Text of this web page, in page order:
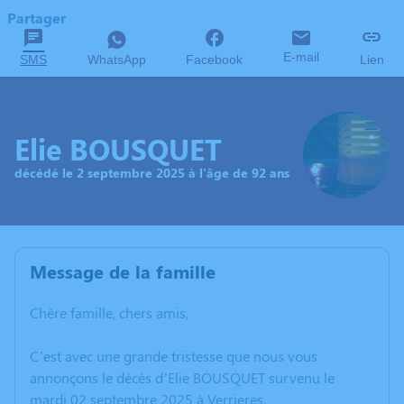
Partager
SMS WhatsApp Facebook E-mail Lien
Elie BOUSQUET
décédé le 2 septembre 2025 à l'âge de 92 ans
Message de la famille
Chère famille, chers amis,
C’est avec une grande tristesse que nous vous
annonçons le décès d’Elie BOUSQUET survenu le
mardi 02 septembre 2025 à Verrieres.